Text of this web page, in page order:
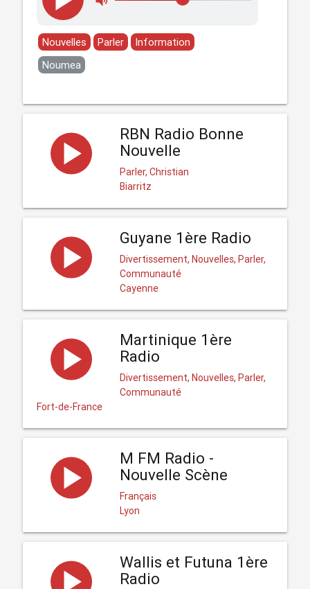
Nouvelles Parler
Information
Noumea
RBN Radio Bonne
Nouvelle
Parler, Christian
Biarritz
Guyane 1ère Radio
Divertissement, Nouvelles, Parler,
Communauté
Cayenne
Martinique 1ère
Radio
Divertissement, Nouvelles, Parler,
Communauté
Fort-de-France
M FM Radio -
Nouvelle Scène
Français
Lyon
Wallis et Futuna 1ère
Radio